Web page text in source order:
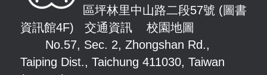
區坪林里中山路二段57號 (圖書
資訊館4F) 交通資訊
校園地圖
No.57, Sec. 2, Zhongshan Rd.,
Taiping Dist., Taichung 411030, Taiwan